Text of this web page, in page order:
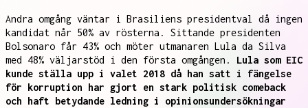
Andra omgång väntar i Brasiliens presidentval då ingen
kandidat når 50% av rösterna. Sittande presidenten
Bolsonaro får 43% och möter utmanaren Lula da Silva
med 48% väljarstöd i den första omgången. Lula som EIC
kunde ställa upp i valet 2018 då han satt i fängelse
för korruption har gjort en stark politisk comeback
och haft betydande ledning i opinionsundersökningar